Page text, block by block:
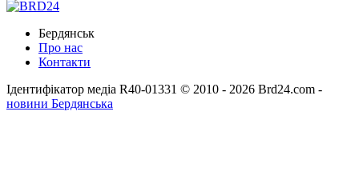
Бердянськ
Про нас
Контакти
Ідентифікатор медіа R40-01331 © 2010 - 2026 Brd24.com -
новини Бердянська